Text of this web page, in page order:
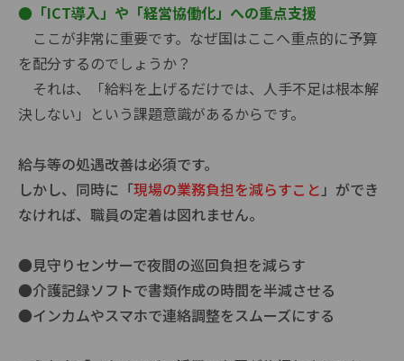
●「ICT導入」や「経営協働化」への重点支援
ここが非常に重要です。なぜ国はここへ重点的に予算
を配分するのでしょうか？
それは、「給料を上げるだけでは、人手不足は根本解
決しない」という課題意識があるからです。
給与等の処遇改善は必須です。
しかし、同時に「現場の業務負担を減らすこと」ができ
なければ、職員の定着は図れません。
●見守りセンサーで夜間の巡回負担を減らす
●介護記録ソフトで書類作成の時間を半減させる
●インカムやスマホで連絡調整をスムーズにする